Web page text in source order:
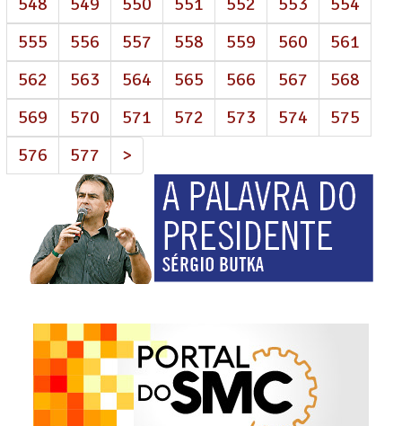
555
556 557 558 559 560
561
562
563 564 565 566 567
568
569
570 571 572 573 574
575
576
577 >